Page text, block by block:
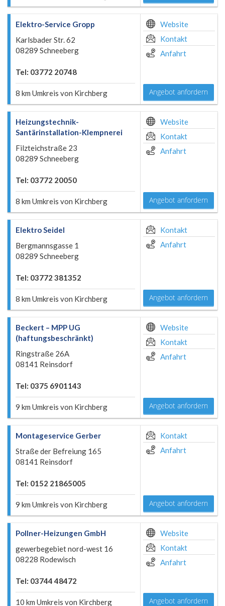
Elektro-Service Gropp
Karlsbader Str. 62
08289 Schneeberg
Tel: 03772 20748
8 km Umkreis von Kirchberg
Website
Kontakt
Anfahrt
Angebot anfordern
Heizungstechnik-
Santärinstallation-Klempnerei
Filzteichstraße 23
08289 Schneeberg
Tel: 03772 20050
8 km Umkreis von Kirchberg
Website
Kontakt
Anfahrt
Angebot anfordern
Elektro Seidel
Bergmannsgasse 1
08289 Schneeberg
Tel: 03772 381352
8 km Umkreis von Kirchberg
Kontakt
Anfahrt
Angebot anfordern
Beckert – MPP UG
(haftungsbeschränkt)
Ringstraße 26A
08141 Reinsdorf
Tel: 0375 6901143
9 km Umkreis von Kirchberg
Website
Kontakt
Anfahrt
Angebot anfordern
Montageservice Gerber
Straße der Befreiung 165
08141 Reinsdorf
Tel: 0152 21865005
9 km Umkreis von Kirchberg
Kontakt
Anfahrt
Angebot anfordern
Pollner-Heizungen GmbH
gewerbegebiet nord-west 16
08228 Rodewisch
Tel: 03744 48472
10 km Umkreis von Kirchberg
Website
Kontakt
Anfahrt
Angebot anfordern